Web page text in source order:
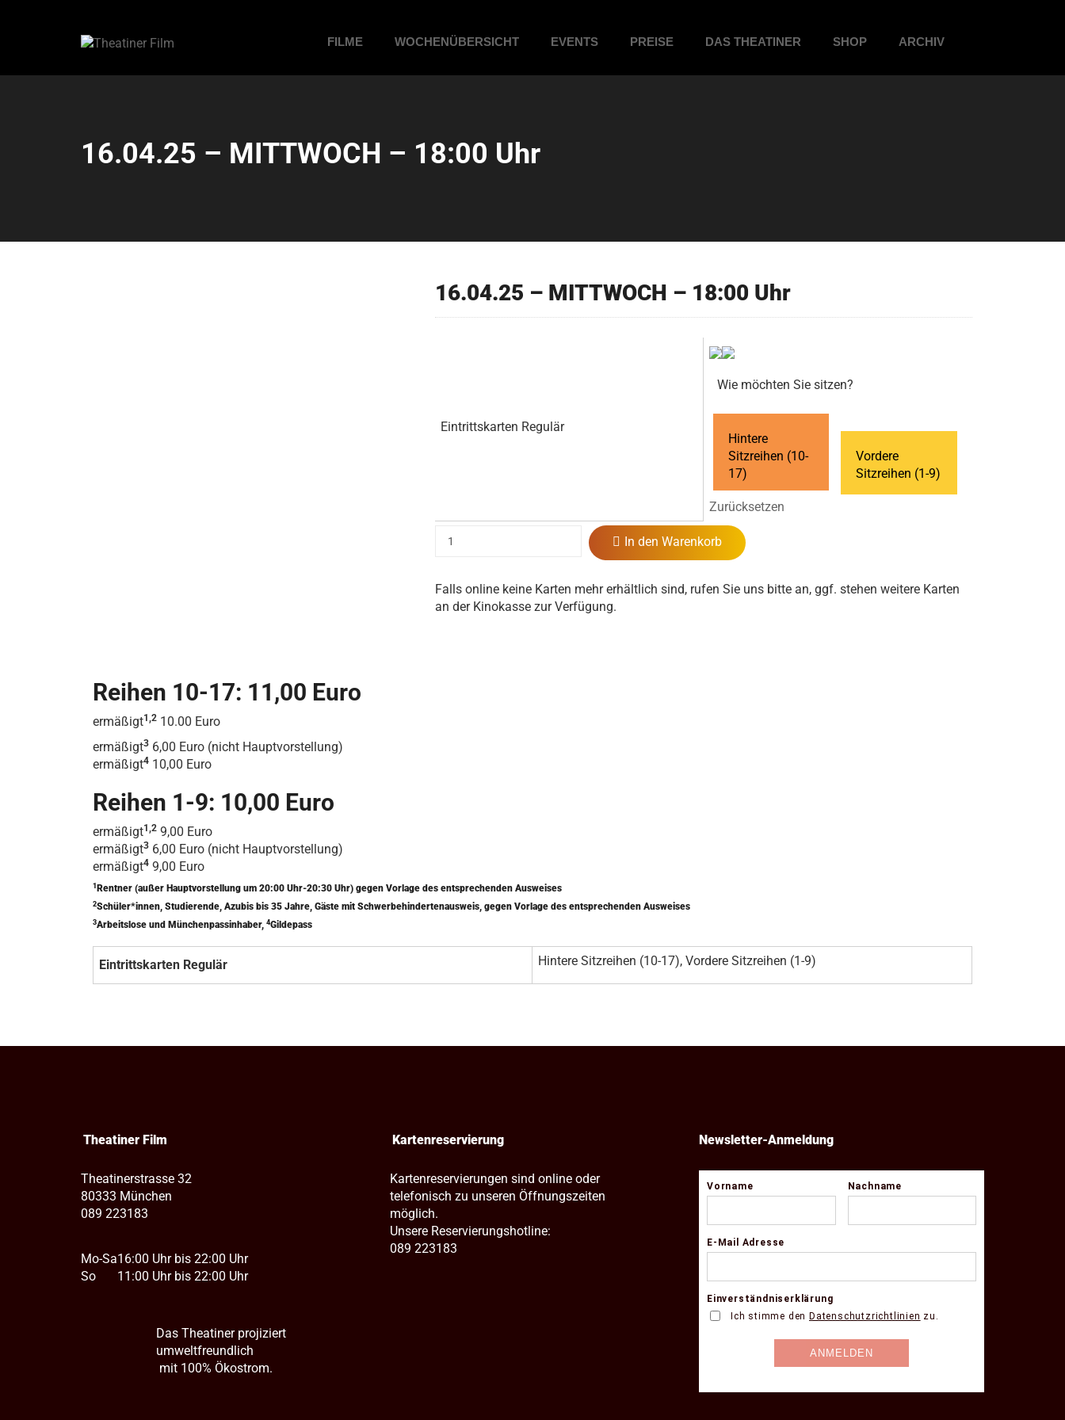
FILME WOCHENÜBERSICHT EVENTS PREISE DAS THEATINER SHOP ARCHIV
16.04.25 – MITTWOCH – 18:00 Uhr
16.04.25 – MITTWOCH – 18:00 Uhr
Eintrittskarten Regulär
Wie möchten Sie sitzen?
Hintere
Sitzreihen (10-
17)
Vordere
Sitzreihen (1-9)
Zurücksetzen
In den Warenkorb
Falls online keine Karten mehr erhältlich sind, rufen Sie uns bitte an, ggf. stehen weitere Karten
an der Kinokasse zur Verfügung.
Reihen 10-17: 11,00 Euro
ermäßigt1,2 10.00 Euro
ermäßigt3 6,00 Euro (nicht Hauptvorstellung)
ermäßigt4 10,00 Euro
Reihen 1-9: 10,00 Euro
ermäßigt1,2 9,00 Euro
ermäßigt3 6,00 Euro (nicht Hauptvorstellung)
ermäßigt4 9,00 Euro
1 Rentner (außer Hauptvorstellung um 20:00 Uhr-20:30 Uhr) gegen Vorlage des entsprechenden Ausweises
2Schüler*innen, Studierende, Azubis bis 35 Jahre, Gäste mit Schwerbehindertenausweis, gegen Vorlage des entsprechenden Ausweises
3Arbeitslose und Münchenpassinhaber, 4Gildepass
Eintrittskarten Regulär Hintere Sitzreihen (10-17), Vordere Sitzreihen (1-9)
Theatiner Film
Theatinerstrasse 32
80333 München
089 223183
Mo-Sa
So
16:00 Uhr bis 22:00 Uhr
11:00 Uhr bis 22:00 Uhr
Das Theatiner projiziert
umweltfreundlich
mit 100% Ökostrom.
Kartenreservierung
Kartenreservierungen sind online oder
telefonisch zu unseren Öffnungszeiten
möglich.
Unsere Reservierungshotline:
089 223183
Newsletter-Anmeldung